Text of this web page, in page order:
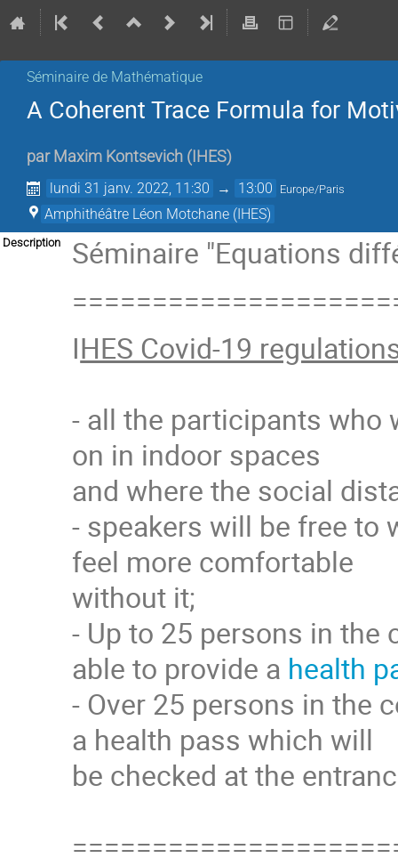
Séminaire de Mathématique
A Coherent Trace Formula for
par Maxim Kontsevich ( IHES)
lundi 31 janv. 2022, 11:30 → 13:00 Europe/Paris
Amphithéâtre Léon Motchane (IHES)
Description
Séminaire "Equations
IHES Covid-19
- all the participants who
on in indoor spaces
and where the social
- speakers will be free to
feel more comfortable
without it;
- Up to 25 persons in the
able to provide a health
- Over 25 persons in the
a health pass which will
be checked at the